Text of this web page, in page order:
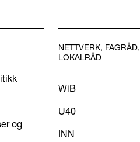
og
NETTVERK, FAGRÅD,
LOKALRÅD
WiB
U40
INN